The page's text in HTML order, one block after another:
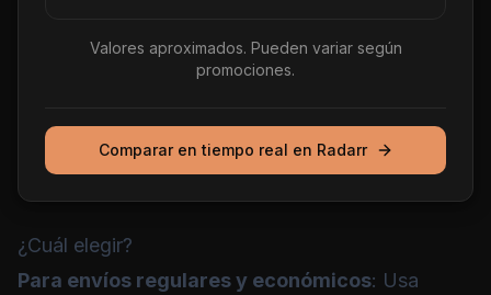
Valores aproximados. Pueden variar según
promociones.
Comparar en tiempo real en Radarr
¿Cuál elegir?
Para envíos regulares y económicos: Usa